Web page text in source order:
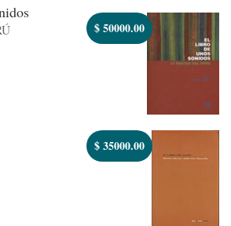
$50000.00
$35000.00